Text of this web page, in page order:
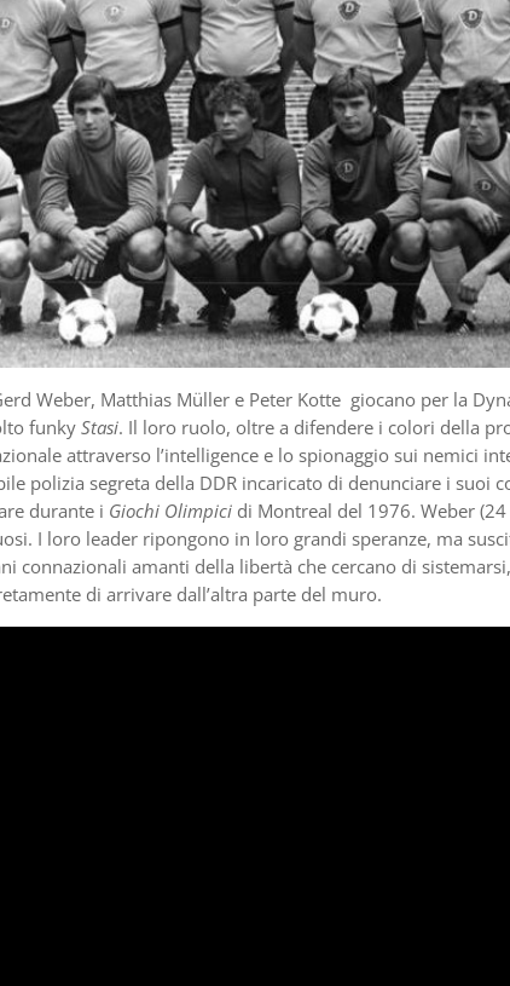
Weber, Matthias Müller e Peter Kotte giocano per la
funky Stasi. Il loro ruolo, oltre a difendere i colori della
attraverso l’intelligence e lo spionaggio sui nemici
polizia segreta della DDR incaricato di denunciare i suoi
durante i Giochi Olimpici di Montreal del 1976. Weber
I loro leader ripongono in loro grandi speranze, ma
connazionali amanti della libertà che cercano di
di arrivare dall’altra parte del muro.